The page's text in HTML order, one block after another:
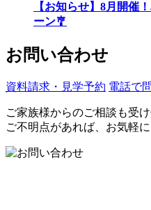
【お知らせ】8月開催
ーン🎐
お問い合わせ
資料請求・見学予約 電話で
ご家族様からのご相談も受け
ご不明点があれば、お気軽